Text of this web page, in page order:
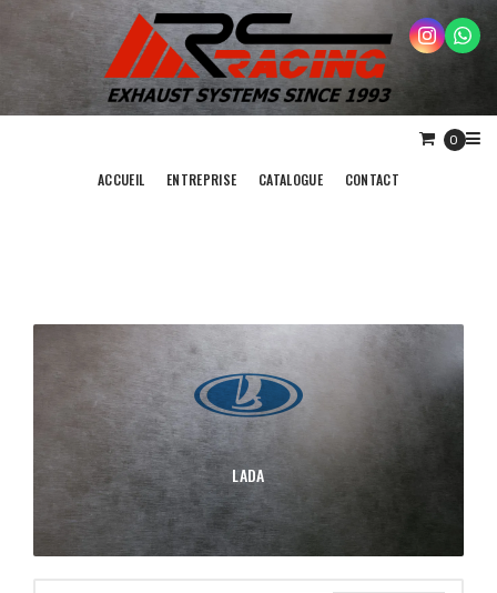
0
ACCUEIL ENTREPRISE CATALOGUE CONTACT
LADA